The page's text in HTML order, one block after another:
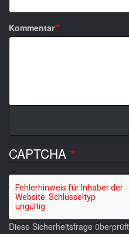
Kommentar
CAPTCHA
Diese Sicherheitsfrage